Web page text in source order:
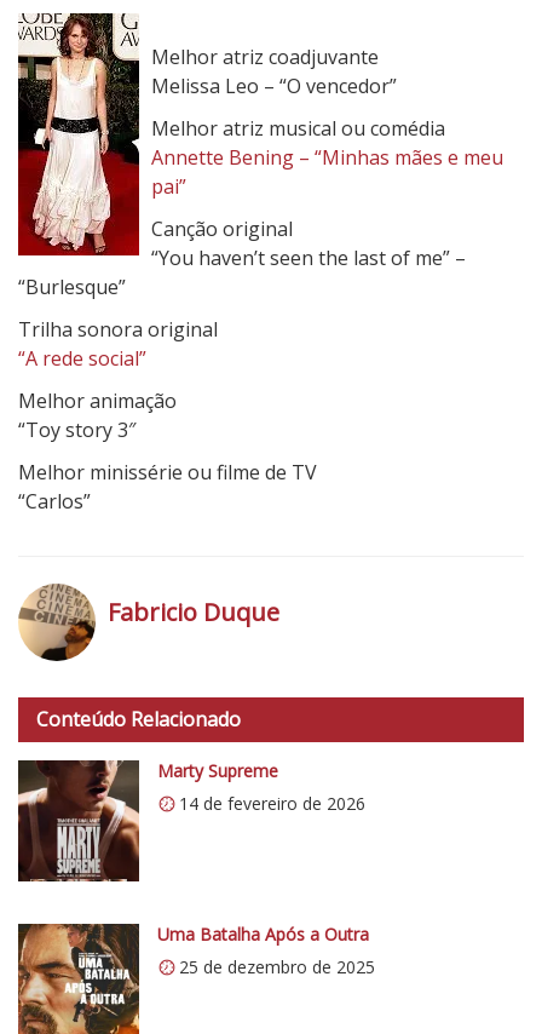
Melhor atriz coadjuvante
Melissa Leo – “O vencedor”
Melhor atriz musical ou comédia
Annette Bening – “Minhas mães e meu
pai”
Canção original
“You haven’t seen the last of me” –
“Burlesque”
Trilha sonora original
“A rede social”
Melhor animação
“Toy story 3″
Melhor minissérie ou filme de TV
“Carlos”
t
p
s
:
/
0
.
w
p
Fabricio Duque
Conteúdo Relacionado
Marty Supreme
14 de fevereiro de 2026
Uma Batalha Após a Outra
25 de dezembro de 2025